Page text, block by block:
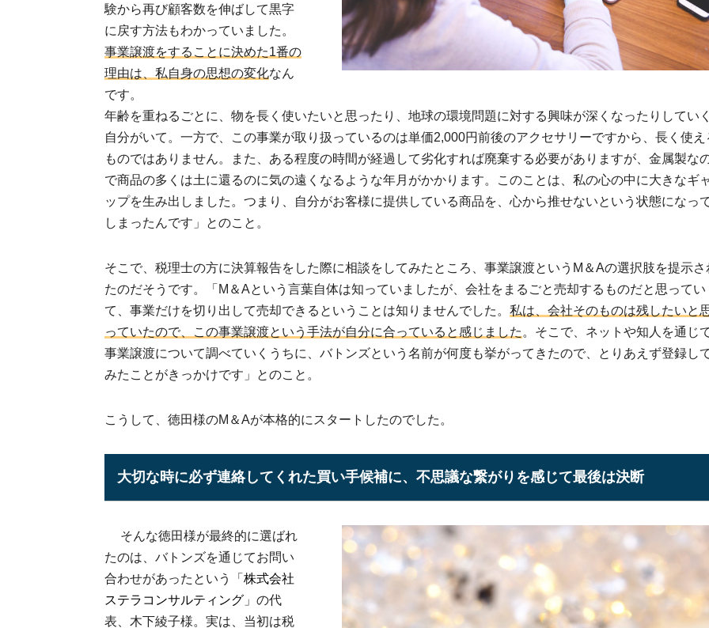
験から再び顧客数を伸ばして黒字
に戻す方法もわかっていました。
事業譲渡をすることに決めた1番の
理由は、私自身の思想の変化なん
です。
年齢を重ねるごとに、物を長く使いたいと思ったり、地球の環境問題に対する興味が深くなったりしていく
自分がいて。一方で、この事業が取り扱っているのは単価2,000円前後のアクセサリーですから、長く使え
ものではありません。また、ある程度の時間が経過して劣化すれば廃棄する必要がありますが、金属製な
で商品の多くは土に還るのに気の遠くなるような年月がかかります。このことは、私の心の中に大きなギ
ップを生み出しました。つまり、自分がお客様に提供している商品を、心から推せないという状態になっ
しまったんです」とのこと。
そこで、税理士の方に決算報告をした際に相談をしてみたところ、事業譲渡というM＆Aの選択肢を提示さ
たのだそうです。「M＆Aという言葉自体は知っていましたが、会社をまるごと売却するものだと思ってい
て、事業だけを切り出して売却できるということは知りませんでした。 私は、会社そのものは残したいと
っていたので、この事業譲渡という手法が自分に合っていると感じました 。そこで、ネットや知人を通じ
事業譲渡について調べていくうちに、バトンズという名前が何度も挙がってきたので、とりあえず登録し
みたことがきっかけです」とのこと。
こうして、徳田様のM＆Aが本格的にスタートしたのでした。
大切な時に必ず連絡してくれた買い手候補に、不思議な繋がりを感じて最後は決断
そんな徳田様が最終的に選ばれ
たのは、バトンズを通じてお問い
合わせがあったという「 株式会社
ステラコンサルティング 」の代
表、木下綾子様。実は、当初は税